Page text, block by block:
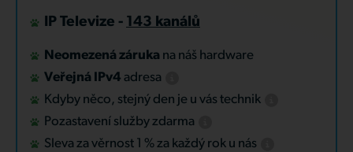
IP Televize - 143 kanálů
Neomezená záruka na náš hardware
Veřejná IPv4 adresa
Kdyby něco, stejný den je u vás technik
Pozastavení služby zdarma
Sleva za věrnost 1 % za každý rok u nás